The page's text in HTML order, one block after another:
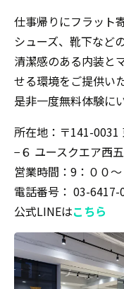
仕事帰りにフラット
シューズ、靴下など
清潔感のある内装と
せる環境をご提供い
是非一度無料体験に
所在地：〒141-0031
−６ ユースクエア西
営業時間：9：００
電話番号： 03-6417-
公式LINEはこちら